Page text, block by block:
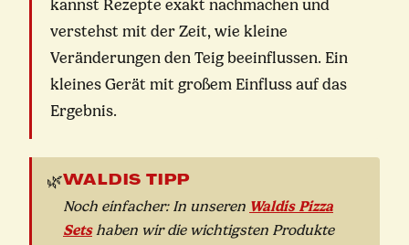
kannst Rezepte exakt nachmachen und
verstehst mit der Zeit, wie kleine
Veränderungen den Teig beeinflussen. Ein
kleines Gerät mit großem Einfluss auf das
Ergebnis.
🌿WALDIS TIPP
Noch einfacher: In unseren Waldis Pizza
Setshaben wir die wichtigsten Produkte